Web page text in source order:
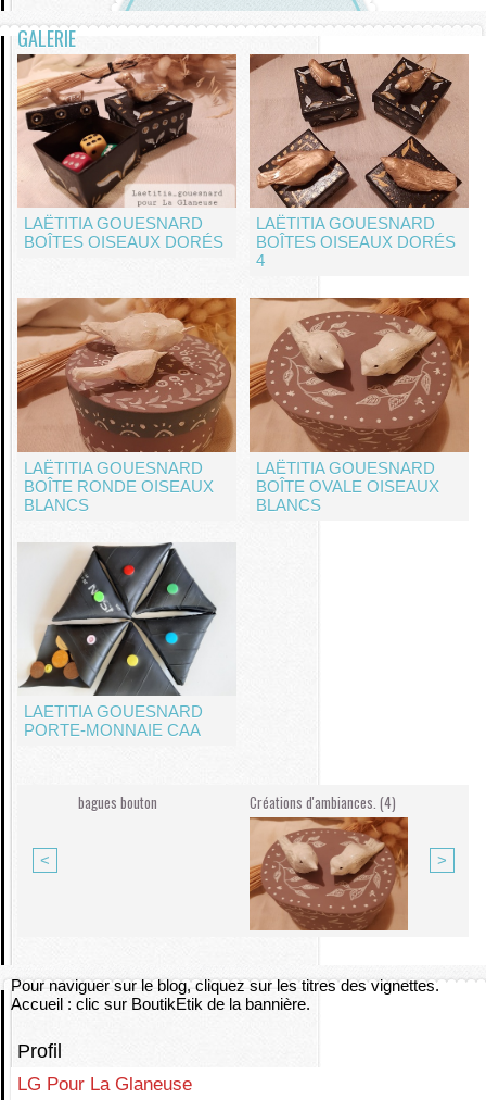
Pour naviguer sur le blog, cliquez sur les titres des vignettes.
Accueil : clic sur BoutikEtik de la bannière.
Profil
LG Pour La Glaneuse
GALERIE
LAËTITIA GOUESNARD
BOÎTES OISEAUX DORÉS
LAËTITIA GOUESNARD
BOÎTES OISEAUX DORÉS
4
LAËTITIA GOUESNARD
BOÎTE RONDE OISEAUX
BLANCS
LAËTITIA GOUESNARD
BOÎTE OVALE OISEAUX
BLANCS
LAETITIA GOUESNARD
PORTE-MONNAIE CAA
<
bagues bouton Créations d'ambiances. (4)
>